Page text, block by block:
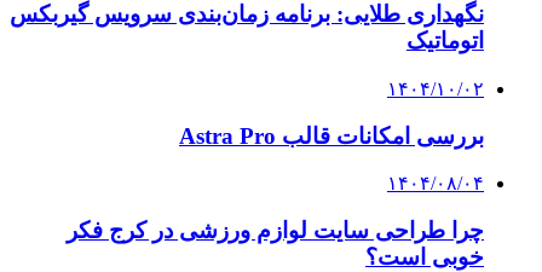
نگهداری طلایی: برنامه زمان‌بندی سرویس گیربکس
اتوماتیک
۱۴۰۴/۱۰/۰۲
بررسی امکانات قالب Astra Pro
۱۴۰۴/۰۸/۰۴
چرا طراحی سایت لوازم ورزشی در کرج فکر
خوبی است؟